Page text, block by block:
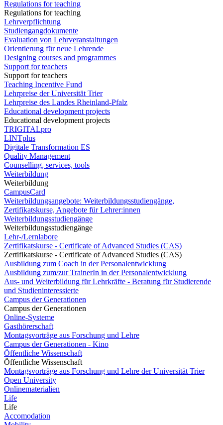
Regulations for teaching
Regulations for teaching
Lehrverpflichtung
Studiengangdokumente
Evaluation von Lehrveranstaltungen
Orientierung für neue Lehrende
Designing courses and programmes
Support for teachers
Support for teachers
Teaching Incentive Fund
Lehrpreise der Universität Trier
Lehrpreise des Landes Rheinland-Pfalz
Educational development projects
Educational development projects
TRIGITALpro
LINTplus
Digitale Transformation ES
Quality Management
Counselling, services, tools
Weiterbildung
Weiterbildung
CampusCard
Weiterbildungsangebote: Weiterbildungsstudiengänge,
Zertifikatskurse, Angebote für Lehrer:innen
Weiterbildungsstudiengänge
Weiterbildungsstudiengänge
Lehr-/Lernlabore
Zertifikatskurse - Certificate of Advanced Studies (CAS)
Zertifikatskurse - Certificate of Advanced Studies (CAS)
Ausbildung zum Coach in der Personalentwicklung
Ausbildung zum/zur TrainerIn in der Personalentwicklung
Aus- und Weiterbildung für Lehrkräfte - Beratung für Studierende
und Studieninteressierte
Campus der Generationen
Campus der Generationen
Online-Systeme
Gasthörerschaft
Montagsvorträge aus Forschung und Lehre
Campus der Generationen - Kino
Öffentliche Wissenschaft
Öffentliche Wissenschaft
Montagsvorträge aus Forschung und Lehre der Universität Trier
Open University
Onlinematerialien
Life
Life
Accomodation